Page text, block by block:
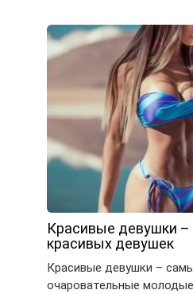
Красивые девушки
красивых девушек
Красивые девушки –
очаровательные